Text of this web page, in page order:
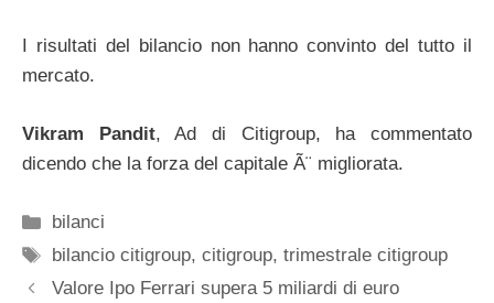
I risultati del bilancio non hanno convinto del tutto il
mercato.
Vikram Pandit, Ad di Citigroup, ha commentato
dicendo che la forza del capitale Ã¨ migliorata.
Categorie
bilanci
Tag
bilancio citigroup,citigroup,trimestrale citigroup
Valore Ipo Ferrari supera 5 miliardi di euro